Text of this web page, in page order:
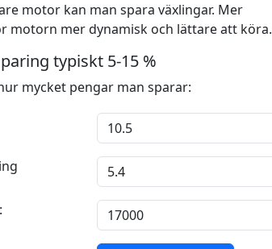
motor kan man spara växlingar. Mer
motorn mer dynamisk och lättare att köra.
typiskt 5-15 %
mycket pengar man sparar: